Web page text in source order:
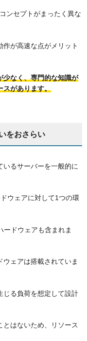
ンセプトがまったく異な
が高速な点がメリット
少なく、専門的な知識が
スがあります。
をおさらい
いるサーバーを一般的に
ウェアに対して1つの環
ードウェアも含まれま
ェアは搭載されていま
じる負荷を想定して設計
はないため、リソース